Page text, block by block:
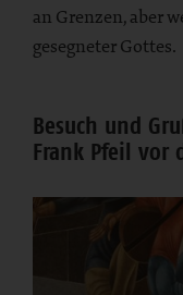
an Grenzen, aber
gesegneter Gottes.
Besuch und
Frank Pfeil vor